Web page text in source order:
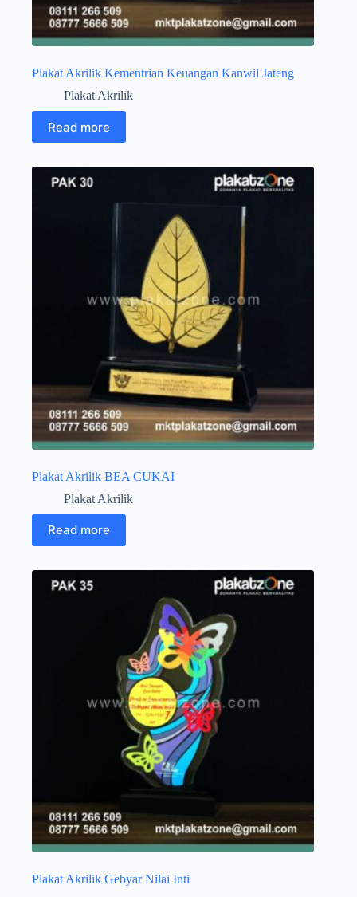
Plakat Akrilik Kementrian Keuangan Kanwil Jateng
Plakat Akrilik
Read more
Plakat Akrilik BEA CUKAI
Plakat Akrilik
Read more
Plakat Akrilik Gebyar Nilai Inti